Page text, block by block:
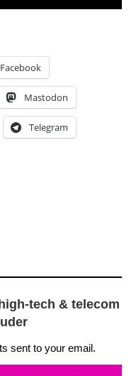
Facebook
Mastodon
Telegram
tech & telecom
sent to your email.